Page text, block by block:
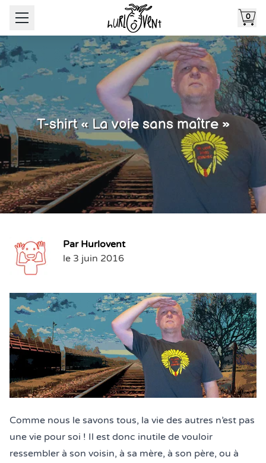
0
T-shirt « La voie sans maître »
Par Hurlovent
le 3 juin 2016
Comme nous le savons tous, la vie des autres n’est pas
une vie pour soi ! Il est donc inutile de vouloir
ressembler à son voisin, à sa mère, à son père, ou à